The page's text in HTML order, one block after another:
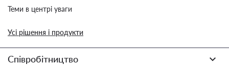
Теми в центрі уваги
Усі рішення і продукти
Співробітництво